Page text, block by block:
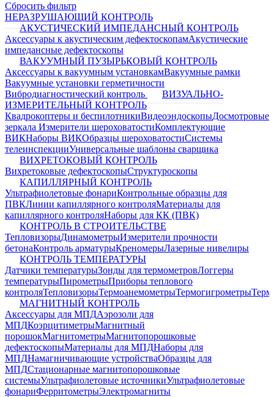
Сбросить фильтр
НЕРАЗРУШАЮЩИЙ КОНТРОЛЬ
АКУСТИЧЕСКИЙ ИМПЕДАНСНЫЙ КОНТРОЛЬ
Аксессуары к акустическим дефектоскопамАкустические
импедансные дефектоскопы
ВАКУУМНЫЙ ПУЗЫРЬКОВЫЙ КОНТРОЛЬ
Аксессуары к вакуумным установкамВакуумные рамки
Вакуумные установки герметичности
Вибродиагностический контроль
ВИЗУАЛЬНО-
ИЗМЕРИТЕЛЬНЫЙ КОНТРОЛЬ
Квадрокоптеры и беспилотникиВидеоэндоскопыДосмотровые
зеркала Измерители шероховатостиКомплектующие
ВИКНаборы ВИКОбразцы шероховатостиСистемы
телеинспекцииУниверсальные шаблоны сварщика
ВИХРЕТОКОВЫЙ КОНТРОЛЬ
Вихретоковые дефектоскопыСтруктуроскопы
КАПИЛЛЯРНЫЙ КОНТРОЛЬ
Ультрафиолетовые фонариКонтрольные образцы для
ПВКЛинии капиллярного контроляМатериалы для
капиллярного контроляНаборы для КК (ПВК)
КОНТРОЛЬ В СТРОИТЕЛЬСТВЕ
ТепловизорыДинамометрыИзмерители прочности
бетонаКонтроль арматурыКреномерыЛазерные нивелиры
КОНТРОЛЬ ТЕМПЕРАТУРЫ
Датчики температурыЗонды для термометровЛоггеры
температурыПирометрыПриборы теплового
контроляТепловизорыТермоанемометрыТермогигрометры
МАГНИТНЫЙ КОНТРОЛЬ
Аксессуары для МПДАэрозоли для
МПДКоэрцитиметрыМагнитный
порошокМагнитометрыМагнитопорошковые
дефектоскопыМатериалы для МПДНаборы для
МПДНамагничивающие устройстваОбразцы для
МПДСтационарные магнитопорошковые
системыУльтрафиолетовые источникиУльтрафиолетовые
фонариФерритометрыЭлектромагниты